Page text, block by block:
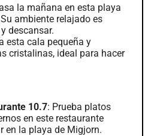
la mañana en esta playa
ambiente relajado es
descansar.
esta cala pequeña y
cristalinas, ideal para hacer
10.7: Prueba platos
en este restaurante
en la playa de Migjorn.